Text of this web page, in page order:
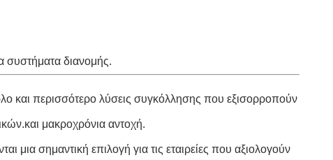
συστήματα διανομής.
και περισσότερο λύσεις συγκόλλησης που εξισορροπούν
μακροχρόνια αντοχή.
μια σημαντική επιλογή για τις εταιρείες που αξιολογούν